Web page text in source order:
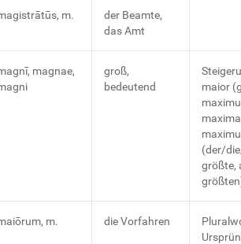
m.
der Beamte,
das Amt
magnae,
groß,
bedeutend
maior
(der/
größte,
m. die Vorfahren